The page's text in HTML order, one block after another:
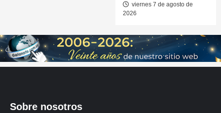
viernes 7 de agosto de
2026
Sobre nosotros